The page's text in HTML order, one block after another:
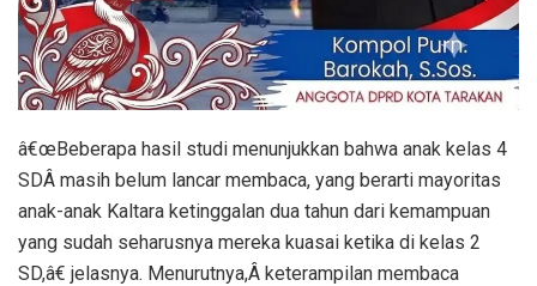
â€œBeberapa hasil studi menunjukkan bahwa anak kelas 4
SDÂ masih belum lancar membaca, yang berarti mayoritas
anak-anak Kaltara ketinggalan dua tahun dari kemampuan
yang sudah seharusnya mereka kuasai ketika di kelas 2
SD,â€ jelasnya. Menurutnya,Â keterampilan membaca